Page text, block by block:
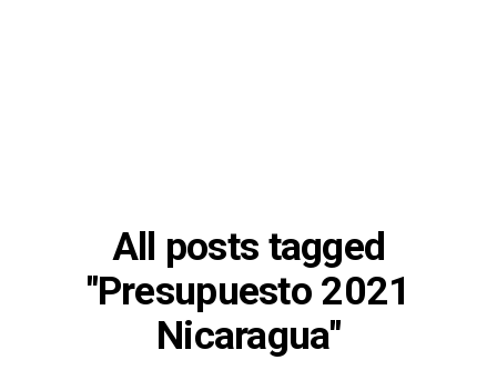
All posts tagged
"Presupuesto 2021
Nicaragua"